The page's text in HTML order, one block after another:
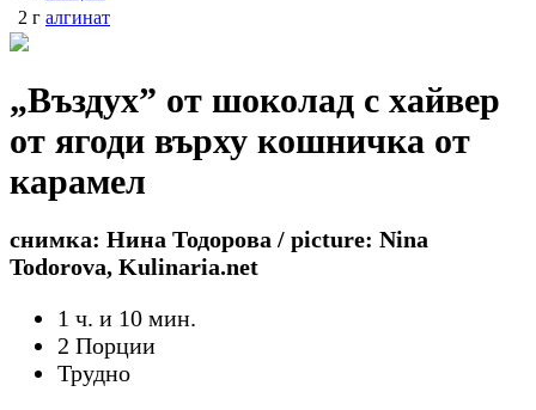
2 г алгинат
„Въздух” от шоколад с хайвер
от ягоди върху кошничка от
карамел
снимка: Нина Тодорова / picture: Nina
Todorova, Kulinaria.net
1 ч. и 10 мин.
2 Порции
Трудно